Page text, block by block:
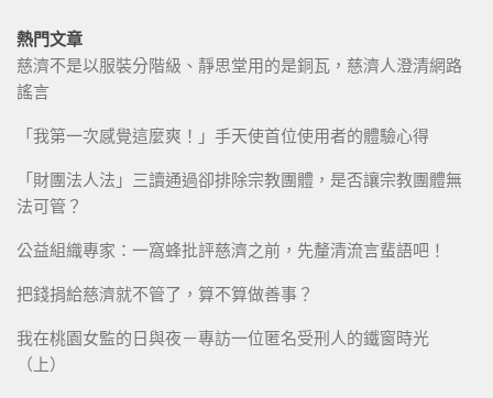
熱門文章
慈濟不是以服裝分階級、靜思堂用的是銅瓦，慈濟人澄清網路
謠言
「我第一次感覺這麼爽！」手天使首位使用者的體驗心得
「財團法人法」三讀通過卻排除宗教團體，是否讓宗教團體無
法可管？
公益組織專家：一窩蜂批評慈濟之前，先釐清流言蜚語吧！
把錢捐給慈濟就不管了，算不算做善事？
我在桃園女監的日與夜－專訪一位匿名受刑人的鐵窗時光
（上）